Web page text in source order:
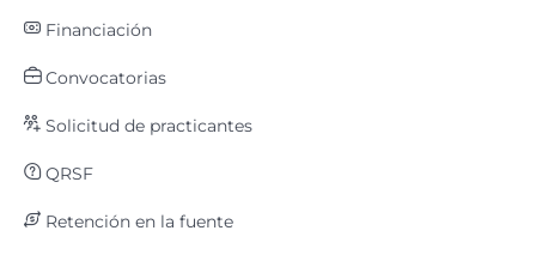
Financiación
Convocatorias
Solicitud de practicantes
QRSF
Retención en la fuente